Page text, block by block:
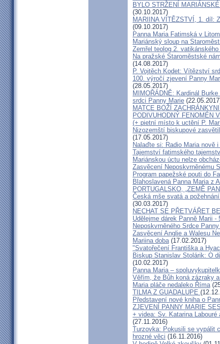
BYLO STRŽENÍ
(30.10.2017)
MARIINA VÍTĚZSTVÍ, 1. díl:
(09.10.2017)
Panna Maria Fatimská v
Mariánský sloup na
Zemřel teolog 2.
Na pražské Staroměstské
(14.08.2017)
P. Vojtěch Kodet: Vítězství
100. výročí zjevení Panny
(28.05.2017)
MIMOŘÁDNĚ: Kardinál
srdci Panny Marie
MATCE BOŽÍ
PODIVUHODNÝ FENOMÉN
(+ pietní místo k uctění P.
Nizozemští biskupové
(17.05.2017)
Nalaďte si: Radio Maria nově
Tajemství fatimského
Mariánskou úctu nelze
Zasvěcení Neposkvrněnému
Program papežské pouti do
Blahoslavená Panna Maria z
PORTUGALSKO, „ZEMĚ
Česká mše svatá a
(30.03.2017)
NECHAT SE PŘETVÁŘET
Udělejme dárek Panně Marii
Neposkvrněného Srdce
Zasvěcení Anglie a Walesu
Mariina doba(17.02.2017)
"Svatořečení Františka a
Biskup Stanislav Stolárik: O
(10.02.2017)
Panna Maria –
Věřím, že Bůh koná zázraky
Maria pláče nedaleko Říma
TILMA Z GUADALUPE
Představení nové kniha o
ZJEVENÍ PANNY MARIE
+ videa: Sv. Katarina
(27.11.2016)
Turzovka: Pokusili se vypálit
hrozné věci (16.11.2016)